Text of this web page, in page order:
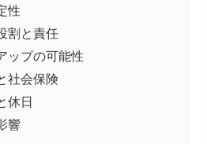
性
割と責任
ップの可能性
社会保険
休日
響